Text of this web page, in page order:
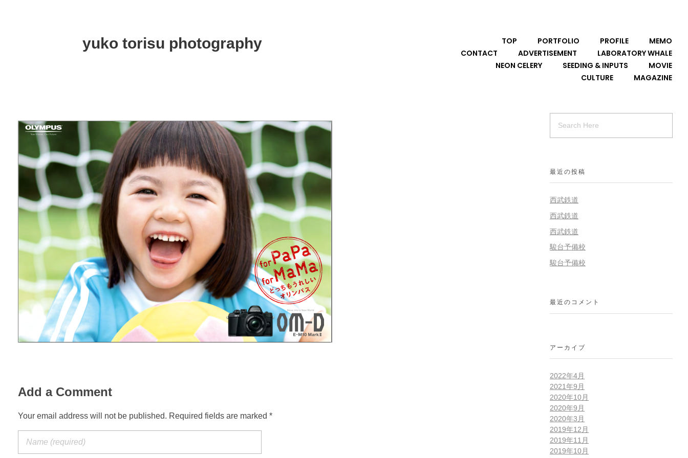
yuko torisu photography TOP PORTFOLIO PROFILE
MEMO
CONTACT
ADVERTISEMENT
LABORATORY WHALE
NEON CELERY
SEEDING & INPUTS
MOVIE
CULTURE
MAGAZINE
Add a Comment
Your email address will not be published. Required fields are marked *
最近の投稿
西武鉄道
西武鉄道
西武鉄道
駿台予備校
駿台予備校
最近のコメント
アーカイブ
2022年4月
2021年9月
2020年10月
2020年9月
2020年3月
2019年12月
2019年11月
2019年10月